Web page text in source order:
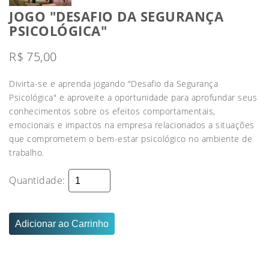
JOGO "DESAFIO DA SEGURANÇA
PSICOLÓGICA"
R$ 75,00
Divirta-se e aprenda jogando "Desafio da Segurança
Psicológica" e aproveite a oportunidade para aprofundar seus
conhecimentos sobre os efeitos comportamentais,
emocionais e impactos na empresa relacionados a situações
que comprometem o bem-estar psicológico no ambiente de
trabalho.
Quantidade:
Jogo
"Desafio
da
Psicológica"
quantidade
Adicionar ao Carrinho